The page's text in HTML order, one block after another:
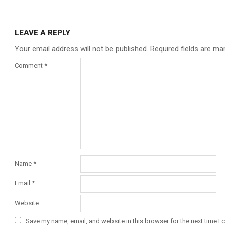
LEAVE A REPLY
Your email address will not be published. Required fields are
Comment *
Name *
Email *
Website
Save my name, email, and website in this browser for the next time I